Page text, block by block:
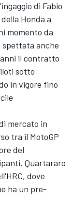
di Fabio
Honda a
momento da
spettata anche
il contratto
sotto
in vigore fino
mercato in
tra il MotoGP
del
Quartararo
dove
ha un pre-